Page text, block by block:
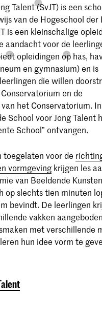
Talent (SvJT) is een
van de Hogeschool der
is een kleinschalige
aandacht voor de
opleidingen op has,
en gymnasium) en is
die willen
en de
het Conservatorium.
School voor Jong Talent
School” ontvangen.
toegelaten voor de
vormgevingkrijgen les
van Beeldende
op slechts tien minuten
bevindt. De leerlingen
vakken
met verschillende
hun idee vorm te